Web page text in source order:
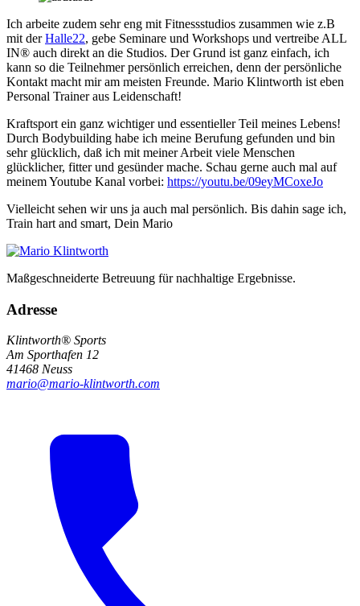
Ich arbeite zudem sehr eng mit Fitnessstudios zusammen wie z.B
mit derHalle22, gebe Seminare und Workshops und vertreibe ALL
IN® auch direkt an die Studios. Der Grund ist ganz einfach, ich
kann so die Teilnehmer persönlich erreichen, denn der persönliche
Kontakt macht mir am meisten Freunde. Mario Klintworth ist eben
Personal Trainer aus Leidenschaft!
Kraftsport ein ganz wichtiger und essentieller Teil meines Lebens!
Durch Bodybuilding habe ich meine Berufung gefunden und bin
sehr glücklich, daß ich mit meiner Arbeit viele Menschen
glücklicher, fitter und gesünder mache. Schau gerne auch mal auf
meinem Youtube Kanal vorbei: https://youtu.be/09eyMCoxeJo
Vielleicht sehen wir uns ja auch mal persönlich. Bis dahin sage ich,
Train hart and smart, Dein Mario
Maßgeschneiderte Betreuung für nachhaltige Ergebnisse.
Adresse
Klintworth® Sports
Am Sporthafen 12
41468 Neuss
mario@mario-klintworth.com